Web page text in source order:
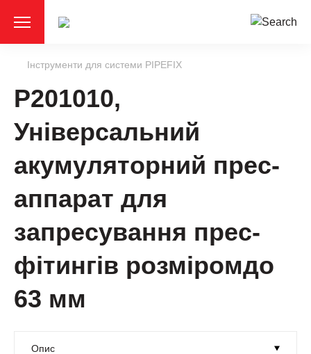
Інструменти для системи PIPEFIX
P201010,
Універсальний
акумуляторний прес-
аппарат для
запресування прес-
фітингів розміромдо
63 мм